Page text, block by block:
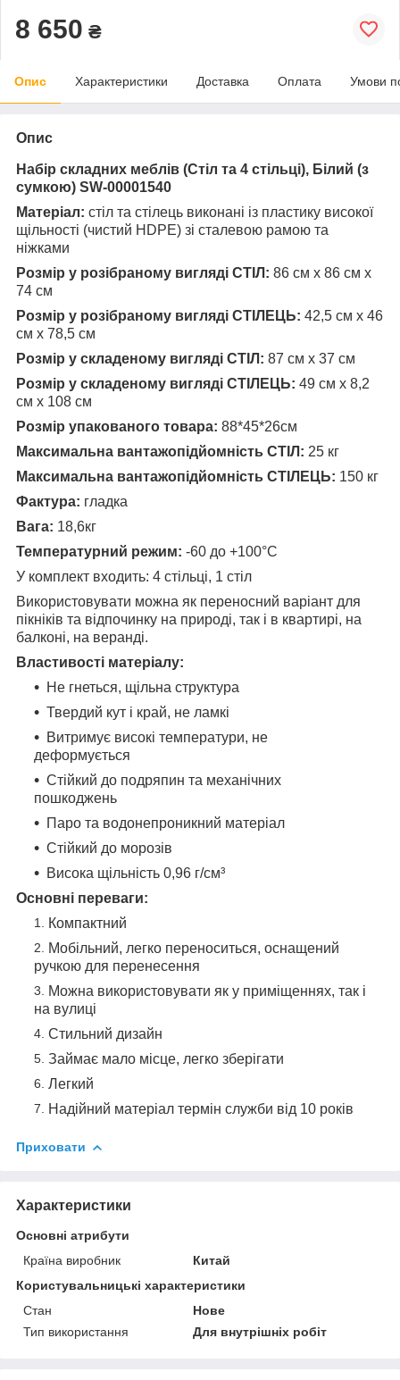
8 650 ₴
Опис Характеристики Доставка Оплата Умови
Опис
Набір складних меблів (Стіл та 4 стільці), Білий (з
сумкою) SW-00001540
Матеріал: стіл та стілець виконані із пластику високої
щільності (чистий HDPE) зі сталевою рамою та
ніжками
Розмір у розібраному вигляді СТІЛ: 86 см х 86 см х
74 см
Розмір у розібраному вигляді СТІЛЕЦЬ: 42,5 см х 46
см х 78,5 см
Розмір у складеному вигляді СТІЛ: 87 см х 37 см
Розмір у складеному вигляді СТІЛЕЦЬ: 49 см х 8,2
см х 108 см
Розмір упакованого товара: 88*45*26см
Максимальна вантажопідйомність СТІЛ: 25 кг
Максимальна вантажопідйомність СТІЛЕЦЬ: 150 кг
Фактура: гладка
Вага: 18,6кг
Температурний режим: -60 до +100°C
У комплект входить: 4 стільці, 1 стіл
Використовувати можна як переносний варіант для
пікніків та відпочинку на природі, так і в квартирі, на
балконі, на веранді.
Властивості матеріалу:
Не гнеться, щільна структура
Твердий кут і край, не ламкі
Витримує високі температури, не
деформується
Стійкий до подряпин та механічних
пошкоджень
Паро та водонепроникний матеріал
Стійкий до морозів
Висока щільність 0,96 г/см³
Основні переваги:
Компактний
Мобільний, легко переноситься, оснащений
ручкою для перенесення
Можна використовувати як у приміщеннях, так і
на вулиці
Стильний дизайн
Займає мало місце, легко зберігати
Легкий
Надійний матеріал термін служби від 10 років
Приховати
Характеристики
Основні атрибути
Країна виробник
Китай
Користувальницькі характеристики
Стан
Нове
Тип використання
Для внутрішніх робіт